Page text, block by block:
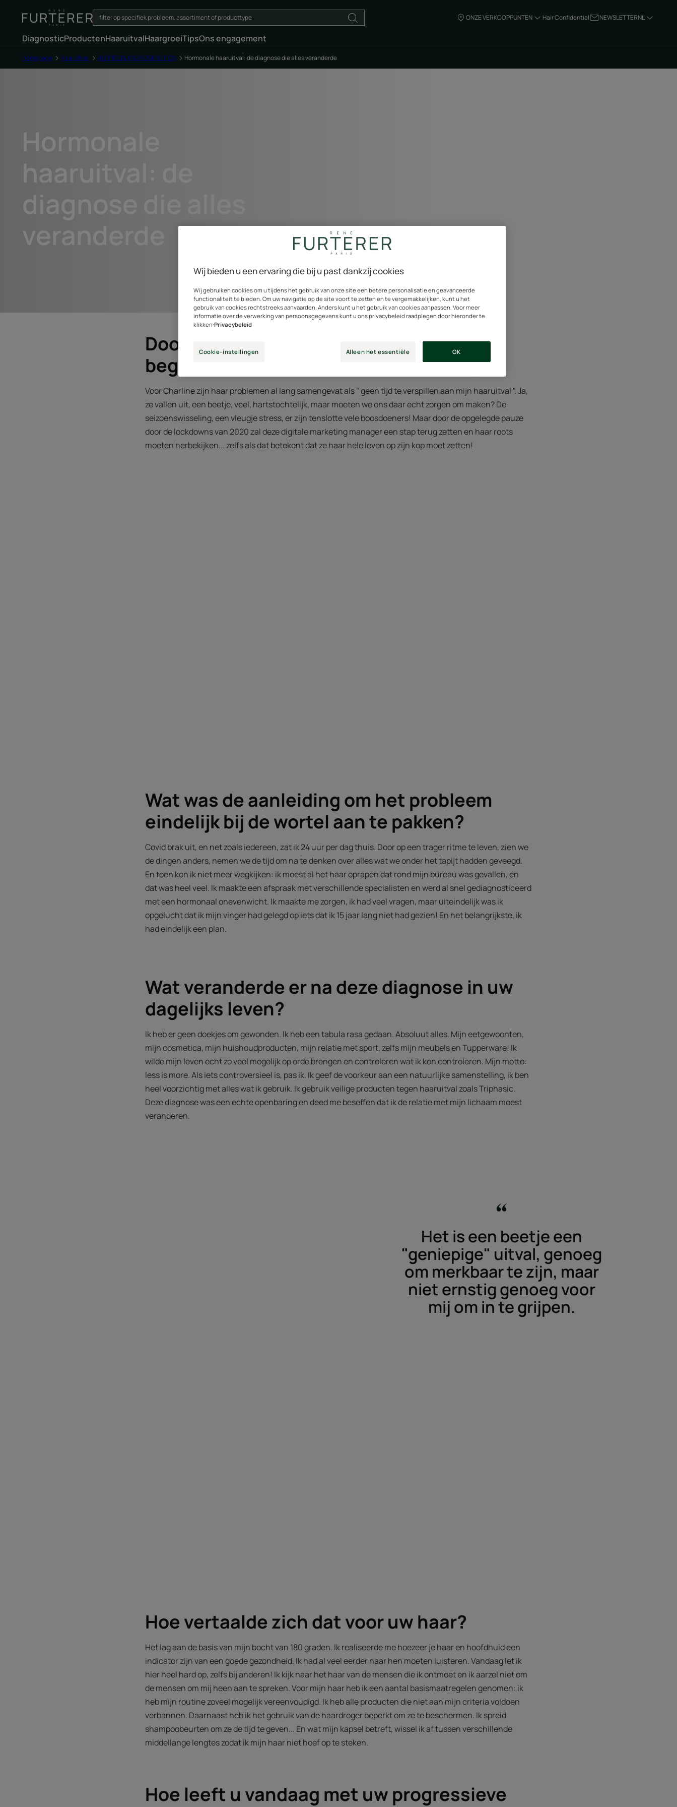
ONZE VERKOOPPUNTEN Hair Confidential NEWSLETTERNL
DiagnosticProductenHaaruitvalHaargroeiTipsOns engagement
Homepage Haaruitval ALOPECIA ANDROGENETICA Hormonale haaruitval: de diagnose die alles veranderde
Hormonale
haaruitval: de
diagnose die alles
veranderde
Door mijn progressieve haaruitval te
begrijpen, leerde ik voor mezelf te zorgen
Voor Charline zijn haar problemen al lang samengevat als " geen tijd te verspillen aan mijn haaruitval ". Ja,
ze vallen uit, een beetje, veel, hartstochtelijk, maar moeten we ons daar echt zorgen om maken? De
seizoenswisseling, een vleugje stress, er zijn tenslotte vele boosdoeners! Maar door de opgelegde pauze
door de lockdowns van 2020 zal deze digitale marketing manager een stap terug zetten en haar roots
moeten herbekijken... zelfs als dat betekent dat ze haar hele leven op zijn kop moet zetten!
Wat was de aanleiding om het probleem
eindelijk bij de wortel aan te pakken?
Covid brak uit, en net zoals iedereen, zat ik 24 uur per dag thuis. Door op een trager ritme te leven, zien we
de dingen anders, nemen we de tijd om na te denken over alles wat we onder het tapijt hadden geveegd.
En toen kon ik niet meer wegkijken: ik moest al het haar oprapen dat rond mijn bureau was gevallen, en
dat was heel veel. Ik maakte een afspraak met verschillende specialisten en werd al snel gediagnosticeerd
met een hormonaal onevenwicht. Ik maakte me zorgen, ik had veel vragen, maar uiteindelijk was ik
opgelucht dat ik mijn vinger had gelegd op iets dat ik 15 jaar lang niet had gezien! En het belangrijkste, ik
had eindelijk een plan.
Wat veranderde er na deze diagnose in uw
dagelijks leven?
Ik heb er geen doekjes om gewonden. Ik heb een tabula rasa gedaan. Absoluut alles. Mijn eetgewoonten,
mijn cosmetica, mijn huishoudproducten, mijn relatie met sport, zelfs mijn meubels en Tupperware! Ik
wilde mijn leven echt zo veel mogelijk op orde brengen en controleren wat ik kon controleren. Mijn motto:
less is more. Als iets controversieel is, pas ik. Ik geef de voorkeur aan een natuurlijke samenstelling, ik ben
heel voorzichtig met alles wat ik gebruik. Ik gebruik veilige producten tegen haaruitval zoals Triphasic.
Deze diagnose was een echte openbaring en deed me beseffen dat ik de relatie met mijn lichaam moest
veranderen.
Het is een beetje een
"geniepige" uitval, genoeg
om merkbaar te zijn, maar
niet ernstig genoeg voor
mij om in te grijpen.
Hoe vertaalde zich dat voor uw haar?
Het lag aan de basis van mijn bocht van 180 graden. Ik realiseerde me hoezeer je haar en hoofdhuid een
indicator zijn van een goede gezondheid. Ik had al veel eerder naar hen moeten luisteren. Vandaag let ik
hier heel hard op, zelfs bij anderen! Ik kijk naar het haar van de mensen die ik ontmoet en ik aarzel niet om
de mensen om mij heen aan te spreken. Voor mijn haar heb ik een aantal basismaatregelen genomen: ik
heb mijn routine zoveel mogelijk vereenvoudigd. Ik heb alle producten die niet aan mijn criteria voldoen
verbannen. Daarnaast heb ik het gebruik van de haardroger beperkt om ze te beschermen. Ik spreid
shampoobeurten om ze de tijd te geven... En wat mijn kapsel betreft, wissel ik af tussen verschillende
middellange lengtes zodat ik mijn haar niet hoef op te steken.
Hoe leeft u vandaag met uw progressieve
Wij bieden u een ervaring die bij u past dankzij cookies
Wij gebruiken cookies om u tijdens het gebruik van onze site een betere personalisatie en geavanceerde
functionaliteit te bieden. Om uw navigatie op de site voort te zetten en te vergemakkelijken, kunt u het
gebruik van cookies rechtstreeks aanvaarden. Anders kunt u het gebruik van cookies aanpassen. Voor meer
informatie over de verwerking van persoonsgegevens kunt u ons privacybeleid raadplegen door hieronder te
klikken:Privacybeleid
Cookie-instellingen Alleen het essentiële OK